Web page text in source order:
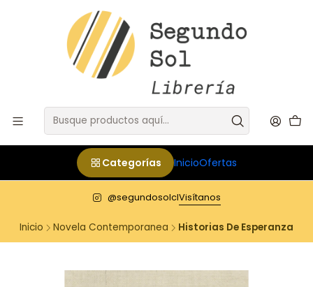
Categorías InicioOfertas
@segundosolclVisítanos
Inicio Novela Contemporanea Historias De Esperanza